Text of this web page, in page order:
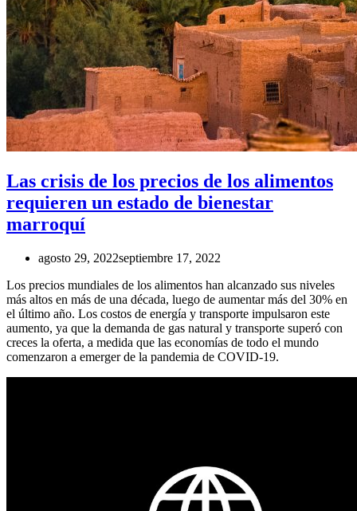
Las crisis de los precios de los alimentos
requieren un estado de bienestar
marroquí
agosto 29, 2022septiembre 17, 2022
Los precios mundiales de los alimentos han alcanzado sus niveles
más altos en más de una década, luego de aumentar más del 30% en
el último año. Los costos de energía y transporte impulsaron este
aumento, ya que la demanda de gas natural y transporte superó con
creces la oferta, a medida que las economías de todo el mundo
comenzaron a emerger de la pandemia de COVID-19.